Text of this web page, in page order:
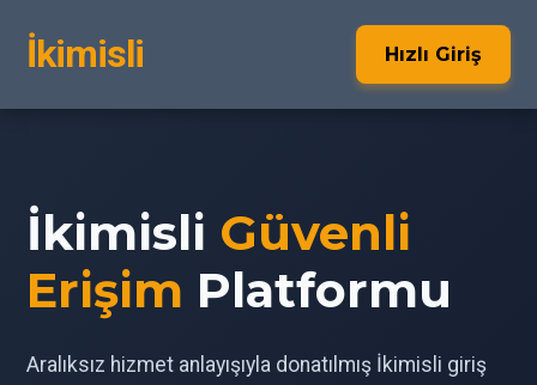
İkimisli Hızlı Giriş
İkimisli Güvenli
Erişim Platformu
Aralıksız hizmet anlayışıyla donatılmış İkimisli giriş